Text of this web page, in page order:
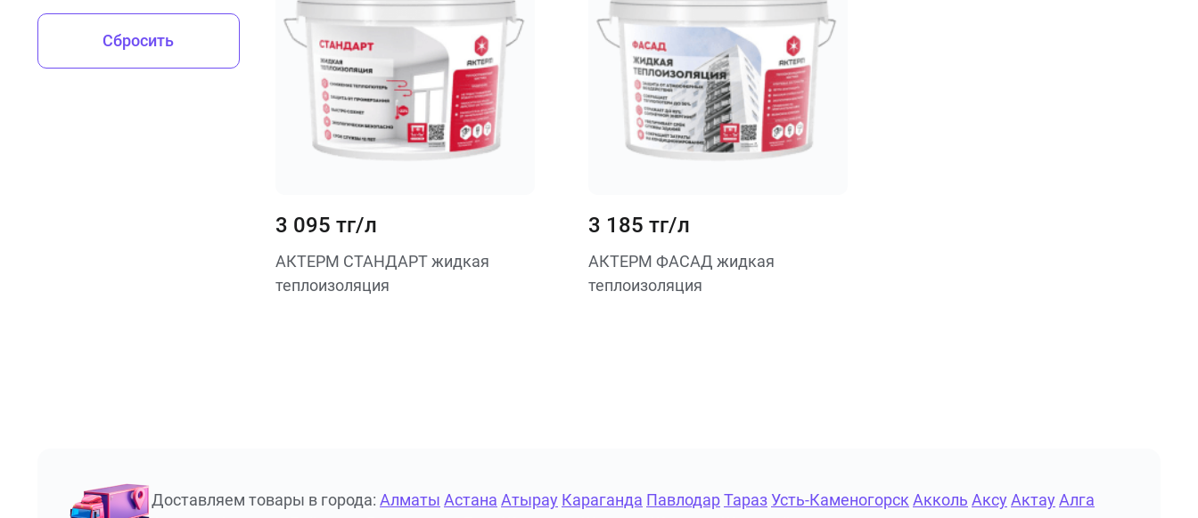
Сбросить
3 095 тг/л
АКТЕРМ СТАНДАРТ жидкая
теплоизоляция
3 185 тг/л
АКТЕРМ ФАСАД жидкая
теплоизоляция
Доставляем товары в города: Алматы Астана Атырау Караганда ПавлодарТараз Усть-Каменогорск Акколь Аксу Актау Алга